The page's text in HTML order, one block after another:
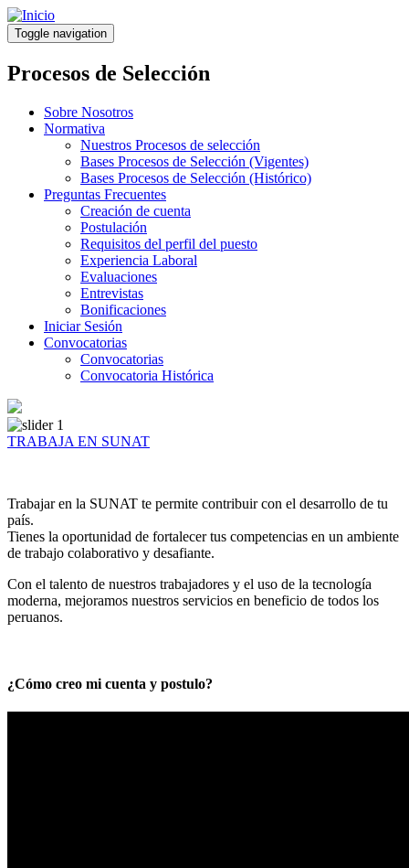
Pasar
al
contenido
principal
Toggle navigation
Procesos de Selección
Sobre Nosotros
Normativa
Nuestros Procesos de selección
Bases Procesos de Selección (Vigentes)
Bases Procesos de Selección (Histórico)
Preguntas Frecuentes
Creación de cuenta
Postulación
Requisitos del perfil del puesto
Experiencia Laboral
Evaluaciones
Entrevistas
Bonificaciones
Iniciar Sesión
Convocatorias
Convocatorias
Convocatoria Histórica
TRABAJA EN SUNAT
Trabajar en la SUNAT te permite contribuir con el desarrollo de tu
país.
Tienes la oportunidad de fortalecer tus competencias en un ambiente
de trabajo colaborativo y desafiante.
Con el talento de nuestros trabajadores y el uso de la tecnología
moderna, mejoramos nuestros servicios en beneficio de todos los
peruanos.
¿Cómo creo mi cuenta y postulo?